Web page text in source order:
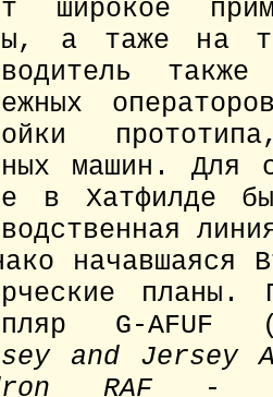
широкое
а таже на
машин. Для
в Хатфилде
начавшаяся
планы.
G-AFUF
and Jersey
RAF-